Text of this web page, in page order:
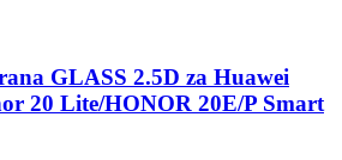
GLASS 2.5D za Huawei
20 Lite/HONOR 20E/P Smart